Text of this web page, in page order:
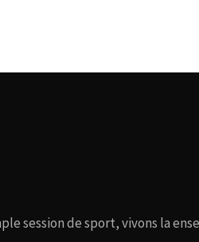
session de sport, vivons la